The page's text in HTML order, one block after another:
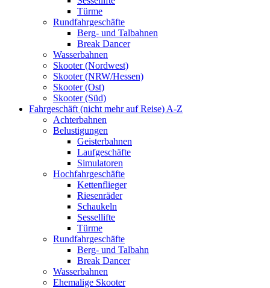
Türme
Rundfahrgeschäfte
Berg- und Talbahnen
Break Dancer
Wasserbahnen
Skooter (Nordwest)
Skooter (NRW/Hessen)
Skooter (Ost)
Skooter (Süd)
Fahrgeschäft (nicht mehr auf Reise) A-Z
Achterbahnen
Belustigungen
Geisterbahnen
Laufgeschäfte
Simulatoren
Hochfahrgeschäfte
Kettenflieger
Riesenräder
Schaukeln
Sessellifte
Türme
Rundfahrgeschäfte
Berg- und Talbahn
Break Dancer
Wasserbahnen
Ehemalige Skooter